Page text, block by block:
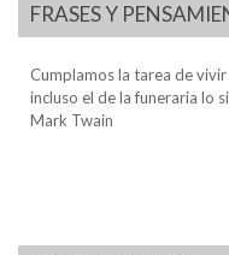
FRASES Y
Cumplamos la tarea de
incluso el de la funeraria lo
Mark Twain